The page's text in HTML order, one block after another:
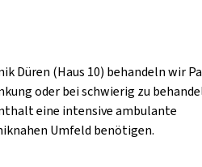
Düren (Haus 10) behandeln wir
oder bei schwierig zu
eine intensive ambulante
Umfeld benötigen.